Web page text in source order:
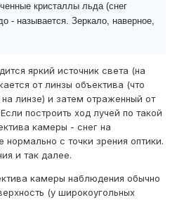
кристаллы льда (снег
- называется. Зеркало, наверное,
яркий источник света (на
от линзы объектива (что
линзе) и затем отраженный от
построить ход лучей по такой
камеры - снег на
нормально с точки зрения оптики.
и так далее.
камеры наблюдения обычно
(у широкоугольных